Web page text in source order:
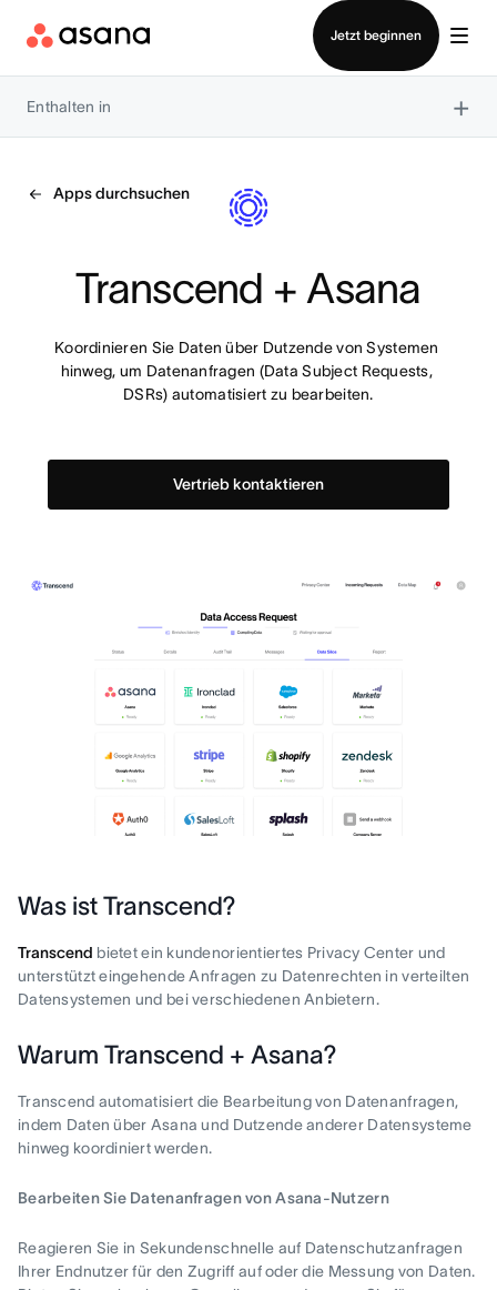
Jetzt beginnen
Vertrieb kontaktieren
Enthalten in ×
Apps durchsuchen
Transcend + Asana
Koordinieren Sie Daten über Dutzende von Systemen
hinweg, um Datenanfragen (Data Subject Requests,
DSRs) automatisiert zu bearbeiten.
Vertrieb kontaktieren
Was ist Transcend?
Transcend bietet ein kundenorientiertes Privacy Center und
unterstützt eingehende Anfragen zu Datenrechten in verteilten
Datensystemen und bei verschiedenen Anbietern.
Warum Transcend + Asana?
Transcend automatisiert die Bearbeitung von Datenanfragen,
indem Daten über Asana und Dutzende anderer Datensysteme
hinweg koordiniert werden.
Bearbeiten Sie Datenanfragen von Asana-Nutzern
Reagieren Sie in Sekundenschnelle auf Datenschutzanfragen
Ihrer Endnutzer für den Zugriff auf oder die Messung von Daten.